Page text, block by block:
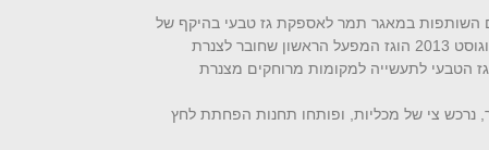
2010, בשנת 2013 חתמה החברה על הסכם עם השותפות במאגר תמר לאספקת גז טבעי בהיקף של
530 מיליון ש"ח, ובכך הייתה לחברה המסחרית הראשונה שרכשה גז משותפות תמר. לאחר התחברות מאגר תמר לרשת ההולכה היבשתית באוגוסט 2013 הוגז המפעל הראשון שחובר לצנרת
הטבעי לתעשייה למקומות מרוחקים מצנרת
אלון תבור, נרכש צי של מכליות, ופותחו תחנות הפחתת לחץ